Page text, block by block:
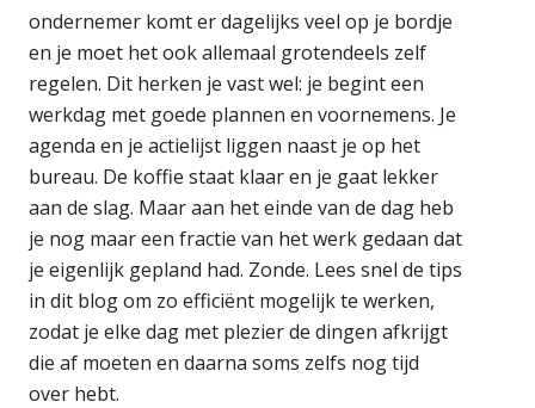
ondernemer komt er dagelijks veel op je bordje
en je moet het ook allemaal grotendeels zelf
regelen. Dit herken je vast wel: je begint een
werkdag met goede plannen en voornemens. Je
agenda en je actielijst liggen naast je op het
bureau. De koffie staat klaar en je gaat lekker
aan de slag. Maar aan het einde van de dag heb
je nog maar een fractie van het werk gedaan dat
je eigenlijk gepland had. Zonde. Lees snel de tips
in dit blog om zo efficiënt mogelijk te werken,
zodat je elke dag met plezier de dingen afkrijgt
die af moeten en daarna soms zelfs nog tijd
over hebt.